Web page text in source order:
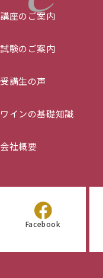
講座のご案内
試験のご案内
受講生の声
ワインの基礎知識
会社概要
Facebook